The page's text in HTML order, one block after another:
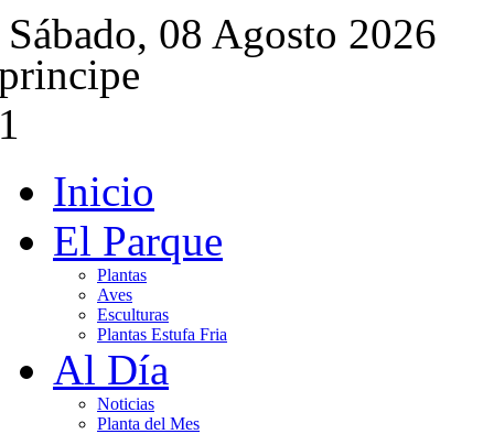
Sábado, 08 Agosto 2026
Inicio
El Parque
Plantas
Aves
Esculturas
Plantas Estufa Fria
Al Día
Noticias
Planta del Mes